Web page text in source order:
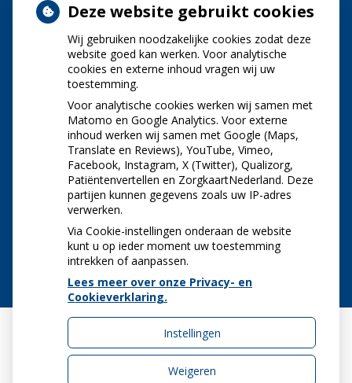
Vrijdag:
08.15 uur - 11.00 uur
NIEUWS
Let op: valse Infomedics-mails over
openstaande rekening
Tanden bleken? Laat het veilig doen!
Gezond tandvlees: de basis voor een gezonde
mond
Naar de tandarts in het buitenland? Wees op je
hoede!
(Mond)zorgkosten gemaakt in 2025? Check of
die aftrekbaar zijn
Uw Zorg Online|Beheer
Deze website gebruikt cookies
Wij gebruiken noodzakelijke cookies zodat deze
website goed kan werken. Voor analytische
cookies en externe inhoud vragen wij uw
toestemming.
Voor analytische cookies werken wij samen met
Matomo en Google Analytics. Voor externe
inhoud werken wij samen met Google (Maps,
Translate en Reviews), YouTube, Vimeo,
Facebook, Instagram, X (Twitter), Qualizorg,
Patiëntenvertellen en ZorgkaartNederland. Deze
partijen kunnen gegevens zoals uw IP-adres
verwerken.
Via Cookie-instellingen onderaan de website
kunt u op ieder moment uw toestemming
intrekken of aanpassen.
Lees meer over onze Privacy- en
Cookieverklaring.
Instellingen
Weigeren